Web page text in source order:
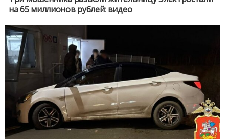
на 65 миллионов рублей: видео